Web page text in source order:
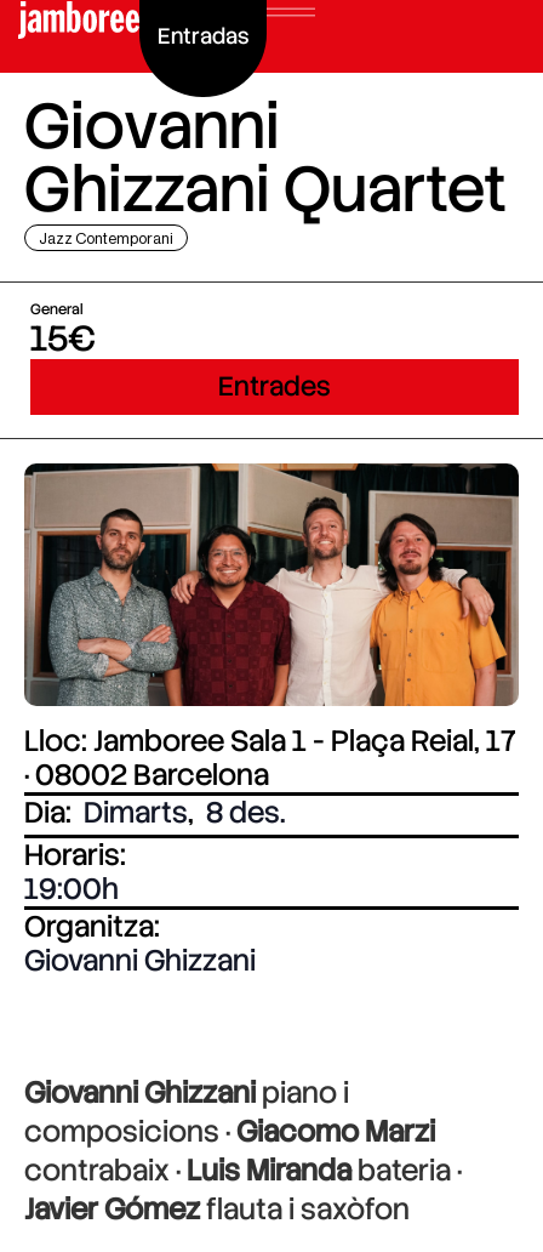
Entradas
Giovanni
Ghizzani Quartet
Jazz Contemporani
General
15€
Entrades
Lloc: Jamboree Sala 1 - Plaça Reial, 17
· 08002 Barcelona
Dia: Dimarts, 8 des.
Horaris:
19:00
Organitza:
Giovanni Ghizzani
Giovanni Ghizzanipiano i
composicions ·Giacomo Marzi
contrabaix ·Luis Mirandabateria ·
Javier Gómezflauta i saxòfon